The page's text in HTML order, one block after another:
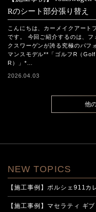
Rのシート部分張り替え
こんにちは、カーメイクアート
です。 今回ご紹介するのは、フ
クスワーゲンが誇る究極のパフ
マンスモデル**「ゴルフR（Golf
R）」*…
2026.04.03
他
NEW TOPICS
【施工事例】ポルシェ911カ
【施工事例】マセラティ ギ